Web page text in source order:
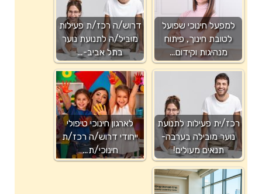
למפעל חינוכי שפועל
לטובת חינוך, פיתוח
מנהיגות וקידום…
דרוש/ה רכז/ת פעילות
מוביל/ה לתנועת נוער
בתל אביב-…
רכז/ית פעילות לתנועת
נוער מובילה בערבה-
תנאים מעולים!
לארגון חינוכי טיפולי
ייחודי דרוש/ה רכז/ת
חינוכי/ת…